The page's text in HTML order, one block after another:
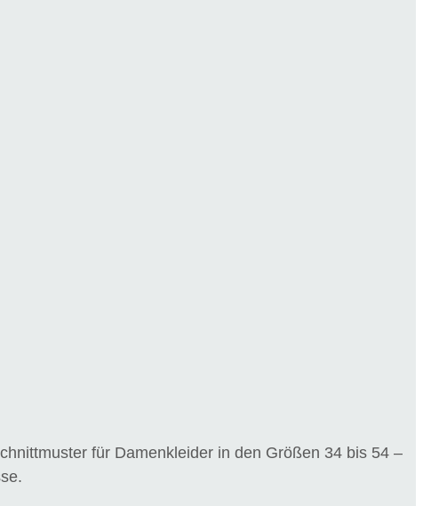
für Damenkleider in den Größen 34 bis 54 –